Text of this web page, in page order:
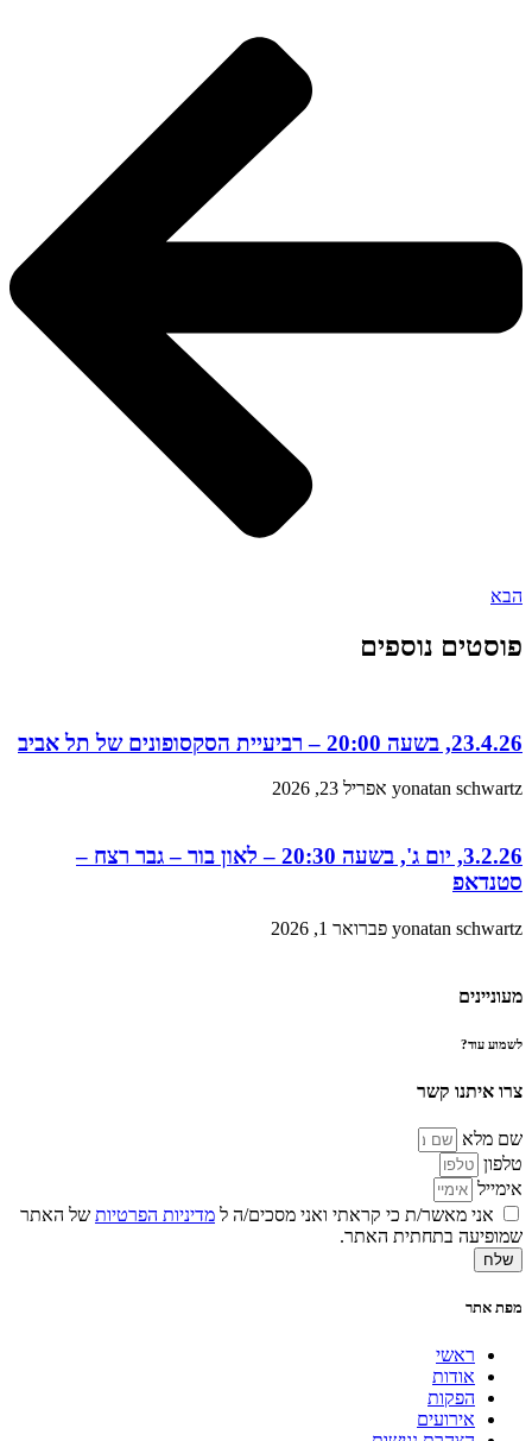
הבא
פוסטים נוספים
23.4.26, בשעה 20:00 – רביעיית הסקסופונים של תל אביב
yonatan schwartz אפריל 23, 2026
3.2.26, יום ג', בשעה 20:30 – לאון בור – גבר רצח –
סטנדאפ
yonatan schwartz פברואר 1, 2026
מעוניינים
לשמוע עוד?
צרו איתנו קשר
שם מלא
טלפון
אימייל
אני מאשר/ת כי קראתי ואני מסכים/ה ל מדיניות הפרטיות של האתר
שמופיעה בתחתית האתר.
שלח
מפת אתר
ראשי
אודות
הפקות
אירועים